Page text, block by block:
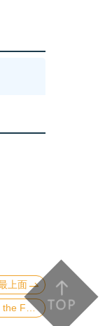
上面
black hole?